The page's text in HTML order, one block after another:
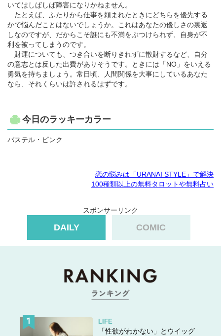
いてはしばしば障害になりかねません。
たとえば、ふたりから仕事を頼まれたときにどちらを優先する
かで悩んだことはないでしょうか。これはあなたの優しさの裏返
しなのですが、だからこそ誰にも不満をぶつけられず、自身が不
利を被ってしまうのです。
財運についても、つき合いを断りきれずに散財するなど、自分
の意志とは反した出費がありそうです。ときには「NO」をいえる
勇気を持ちましょう。常日頃、人間関係を大事にしているあなた
なら、それくらいは許されるはずです。
今日のラッキーカラー
パステル・ピンク
恋の悩みは「URANAI STYLE」で解決
100種類以上の無料タロットや無料占い
スポンサーリンク
DAILY COMIC
LIFE
「性欲がわかない」とウイッグ